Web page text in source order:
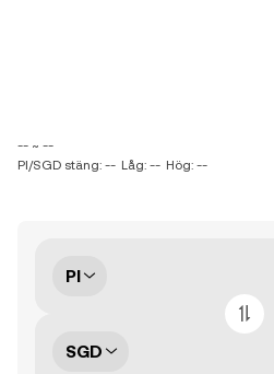
-- ~ --
PI/SGD stäng: -- Låg: -- Hög: --
PI
SGD